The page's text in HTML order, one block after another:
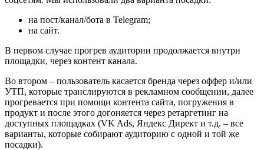
на пост/канал/бота в Telegram;
на сайт.
В первом случае прогрев аудитории продолжается внутри
площадки, через контент канала.
Во втором – пользователь касается бренда через оффер и/или
УТП, которые транслируются в рекламном сообщении, далее
прогревается при помощи контента сайта, погружения в
продукт и после этого догоняется через ретаргетинг на
доступных площадках (VK Ads, Яндекс Директ и т.д. – все
варианты, которые собирают аудиторию с одной и той же
посадки).